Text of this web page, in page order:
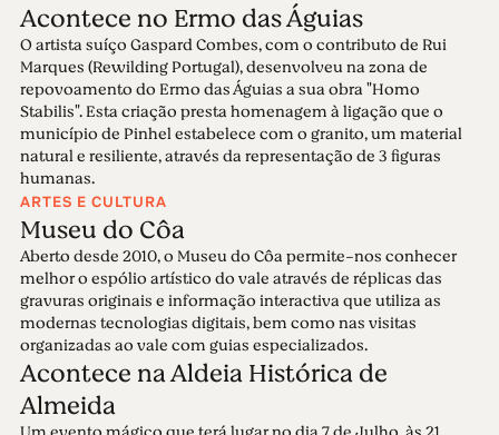
Acontece no Ermo das Águias
O artista suíço Gaspard Combes, com o contributo de Rui
Marques (Rewilding Portugal), desenvolveu na zona de
repovoamento do Ermo das Águias a sua obra "Homo
Stabilis". Esta criação presta homenagem à ligação que o
município de Pinhel estabelece com o granito, um material
natural e resiliente, através da representação de 3 figuras
humanas.
ARTES E CULTURA
Museu do Côa
Aberto desde 2010, o Museu do Côa permite-nos conhecer
melhor o espólio artístico do vale através de réplicas das
gravuras originais e informação interactiva que utiliza as
modernas tecnologias digitais, bem como nas visitas
organizadas ao vale com guias especializados.
Acontece na Aldeia Histórica de
Almeida